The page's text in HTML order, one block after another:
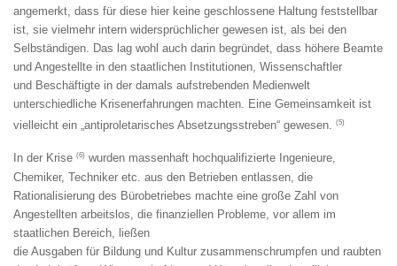
angemerkt, dass für diese hier keine geschlossene Haltung feststellbar
ist, sie vielmehr intern widersprüchlicher gewesen ist, als bei den
Selbständigen. Das lag wohl auch darin begründet, dass höhere Beamte
und Angestellte in den staatlichen Institutionen, Wissenschaftler
und Beschäftigte in der damals aufstrebenden Medienwelt
unterschiedliche Krisenerfahrungen machten. Eine Gemeinsamkeit ist
vielleicht ein „antiproletarisches Absetzungsstreben“ gewesen.
(5)
In der Krise (6) wurden massenhaft hochqualifizierte Ingenieure,
Chemiker, Techniker etc. aus den Betrieben entlassen, die
Rationalisierung des Bürobetriebes machte eine große Zahl von
Angestellten arbeitslos, die finanziellen Probleme, vor allem im
staatlichen Bereich, ließen
die Ausgaben für Bildung und Kultur zusammenschrumpfen und raubten